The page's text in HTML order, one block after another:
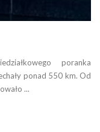
poranka
ponad 550 km. Od
...